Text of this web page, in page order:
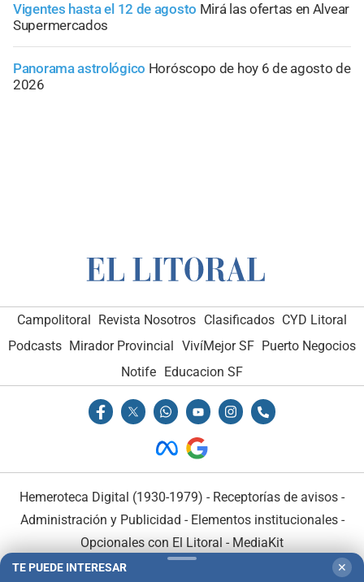
Vigentes hasta el 12 de agosto Mirá las ofertas en Alvear
Supermercados
Panorama astrológico Horóscopo de hoy 6 de agosto de
2026
Campolitoral Revista Nosotros Clasificados CYD Litoral
Podcasts Mirador Provincial VivíMejor SF Puerto Negocios
Notife
Educacion SF
Hemeroteca Digital (1930-1979) - Receptorías de avisos -
Administración y Publicidad - Elementos institucionales-
Opcionales con El Litoral - MediaKit
TE PUEDE INTERESAR ✕